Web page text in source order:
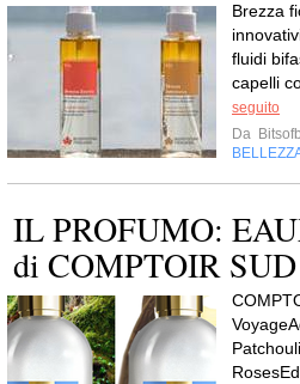
Brezza
fluidi
capelli
seguito
Da
IL PROFUMO:
di COMPTOIR